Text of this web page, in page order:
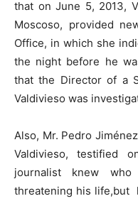
that on June 5, 2013,
Moscoso, provided
Office, in which she
the night before he
that the Director of a
Valdivieso was
Also, Mr. Pedro
Valdivieso, testified
journalist knew
threatening his life,but